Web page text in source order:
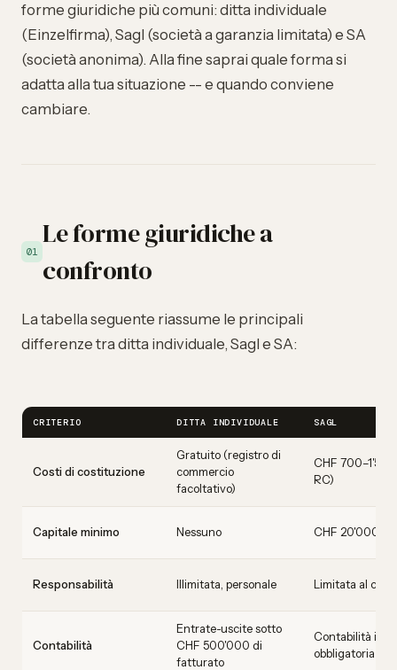
forme giuridiche più comuni: ditta individuale
(Einzelfirma), Sagl (società a garanzia limitata) e SA
(società anonima). Alla fine saprai quale forma si
adatta alla tua situazione -- e quando conviene
cambiare.
01
Le forme giuridiche a
confronto
La tabella seguente riassume le principali
differenze tra ditta individuale, Sagl e SA:
CRITERIO DITTA INDIVIDUALE SAGL
Costi di costituzione
Gratuito (registro di
commercio
facoltativo)
CHF
RC)
Capitale minimo Nessuno CHF 20'000
Responsabilità Illimitata, personale Limitata al
Contabilità
Entrate-uscite sotto
CHF 500'000 di
fatturato
Contabilità in
obbligatoria